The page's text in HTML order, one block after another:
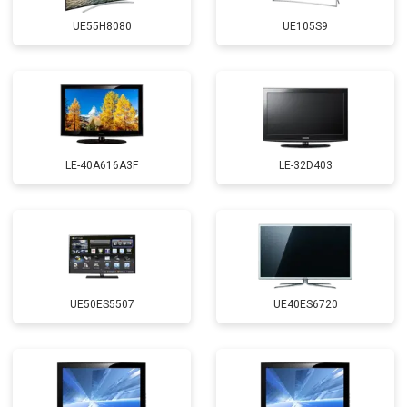
UE55H8080 UE105S9
LE-40A616A3F LE-32D403
UE50ES5507 UE40ES6720